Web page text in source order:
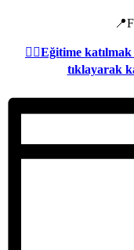
👉🏻Eğitime
tıklayarak